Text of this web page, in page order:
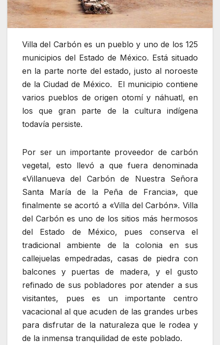
Villa del Carbón es un pueblo y uno de los 125
municipios del Estado de México. Está situado
en la parte norte del estado, justo al noroeste
de la Ciudad de México. ​ El municipio contiene
varios pueblos de origen otomí y náhuatl, en
los que gran parte de la cultura indígena
todavía persiste.
Por ser un importante proveedor de carbón
vegetal, esto llevó a que fuera denominada
«Villanueva del Carbón de Nuestra Señora
Santa María de la Peña de Francia», que
finalmente se acortó a «Villa del Carbón». Villa
del Carbón es uno de los sitios más hermosos
del Estado de México, pues conserva el
tradicional ambiente de la colonia en sus
callejuelas empedradas, casas de piedra con
balcones y puertas de madera, y el gusto
refinado de sus pobladores por atender a sus
visitantes, pues es un importante centro
vacacional al que acuden de las grandes urbes
para disfrutar de la naturaleza que le rodea y
de la inmensa tranquilidad de este poblado.